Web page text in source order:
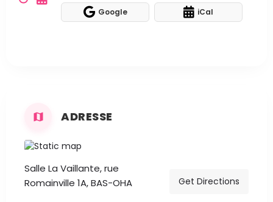
Google iCal
ADRESSE
Salle La Vaillante, rue
Romainville 1A, BAS-OHA
Get Directions